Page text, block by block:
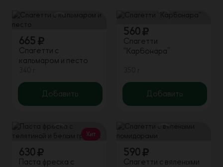
665
Спагетти с
кальмаром и песто
Добавить
560
Спагетти
“Карбонара”
Добавить
630
Паста фреска с
Хит
590
Спагетти c вялеными